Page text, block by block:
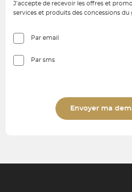
J’accepte de recevoir les offres et
services et produits des concessions du
Par email
Par sms
Envoyer ma